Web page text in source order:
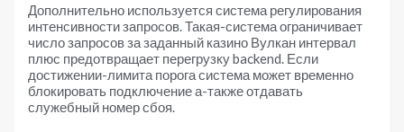
Дополнительно используется система регулирования
интенсивности запросов. Такая-система ограничивает
число запросов за заданный казино Вулкан интервал
плюс предотвращает перегрузку backend. Если
достижении-лимита порога система может временно
блокировать подключение а-также отдавать
служебный номер сбоя.